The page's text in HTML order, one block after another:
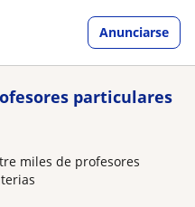
Anunciarse
particulares
miles de profesores